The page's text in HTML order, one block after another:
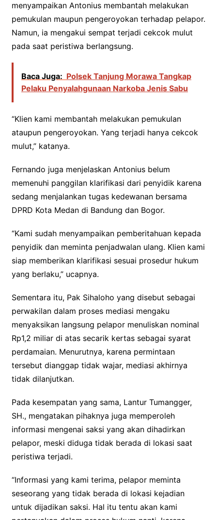
menyampaikan Antonius membantah melakukan
pemukulan maupun pengeroyokan terhadap pelapor.
Namun, ia mengakui sempat terjadi cekcok mulut
pada saat peristiwa berlangsung.
Baca Juga: Polsek Tanjung Morawa Tangkap
Pelaku Penyalahgunaan Narkoba Jenis Sabu
“Klien kami membantah melakukan pemukulan
ataupun pengeroyokan. Yang terjadi hanya cekcok
mulut,” katanya.
Fernando juga menjelaskan Antonius belum
memenuhi panggilan klarifikasi dari penyidik karena
sedang menjalankan tugas kedewanan bersama
DPRD Kota Medan di Bandung dan Bogor.
“Kami sudah menyampaikan pemberitahuan kepada
penyidik dan meminta penjadwalan ulang. Klien kami
siap memberikan klarifikasi sesuai prosedur hukum
yang berlaku,” ucapnya.
Sementara itu, Pak Sihaloho yang disebut sebagai
perwakilan dalam proses mediasi mengaku
menyaksikan langsung pelapor menuliskan nominal
Rp1,2 miliar di atas secarik kertas sebagai syarat
perdamaian. Menurutnya, karena permintaan
tersebut dianggap tidak wajar, mediasi akhirnya
tidak dilanjutkan.
Pada kesempatan yang sama, Lantur Tumangger,
SH., mengatakan pihaknya juga memperoleh
informasi mengenai saksi yang akan dihadirkan
pelapor, meski diduga tidak berada di lokasi saat
peristiwa terjadi.
“Informasi yang kami terima, pelapor meminta
seseorang yang tidak berada di lokasi kejadian
untuk dijadikan saksi. Hal itu tentu akan kami